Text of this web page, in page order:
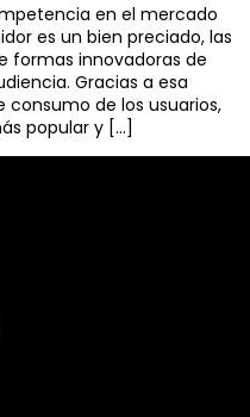
en el mercado
es un bien preciado, las
formas innovadoras de
Gracias a esa
de los usuarios,
popular y […]